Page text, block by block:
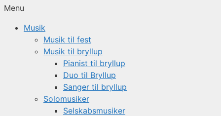
Menu
Musik
Musik til fest
Musik til bryllup
Pianist til bryllup
Duo til Bryllup
Sanger til bryllup
Solomusiker
Selskabsmusiker